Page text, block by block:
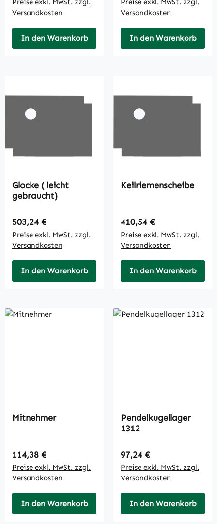
Preise exkl. MwSt. zzgl.
Versandkosten
In den Warenkorb
Preise exkl. MwSt. zzgl.
Versandkosten
In den Warenkorb
Glocke ( leicht
gebraucht)
Regulärer Preis:
503,24 €
Preise exkl. MwSt. zzgl.
Versandkosten
In den Warenkorb
Keilriemenscheibe
Regulärer Preis:
410,54 €
Preise exkl. MwSt. zzgl.
Versandkosten
In den Warenkorb
Mitnehmer
Regulärer Preis:
114,38 €
Preise exkl. MwSt. zzgl.
Versandkosten
In den Warenkorb
Pendelkugellager
1312
Regulärer Preis:
97,24 €
Preise exkl. MwSt. zzgl.
Versandkosten
In den Warenkorb